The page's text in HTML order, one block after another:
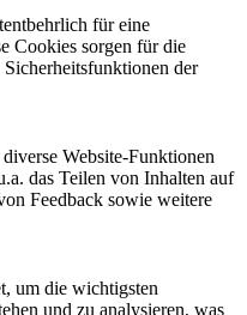
für eine
Cookies sorgen für die
der
Website-Funktionen
das Teilen von Inhalten auf
Feedback sowie weitere
um die wichtigsten
und zu analysieren, was